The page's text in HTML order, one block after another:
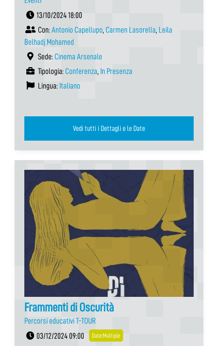
13/10/2024 18:00
Con: Antonio Capellupo, Carmen Lasorella, Leila
Belhadj Mohamed
Sede: Cinema Arsenale
Tipologia: Conferenza, In Presenza
Lingua: Italiano
Vedi tutti i Dettagli e le Date
Frammenti di Oscurità
Percorsi educativi T-TOUR
03/12/2024 09:00
Date Multiple